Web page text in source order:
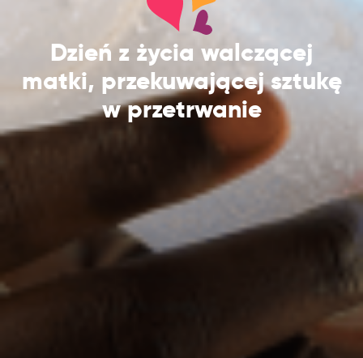
Dzień z życia walczącej
matki, przekuwającej sztukę
w przetrwanie